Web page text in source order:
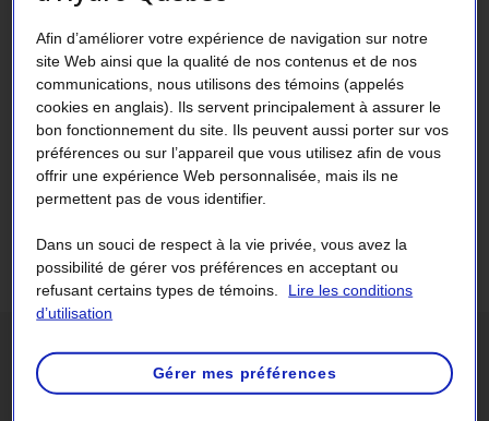
sur le site de Gentilly-2, soit dans l'aire de stockage des
déchets radioactifs et, depuis 2009, dans une installation
de gestion des déchets radioactifs solides. Le combustible
irradié est entreposé dans l'aire de stockage à sec. La
gestion des déchets radioactifs et du combustible irradié
met en œuvre des procédures de radioprotection et de
surveillance environnementale rigoureuses visant à
assurer la protection du personnel, de la population et de
Statistiques clés
Afin d’améliorer votre expérience de navigation sur notre
site Web ainsi que la qualité de nos contenus et de nos
communications, nous utilisons des témoins (appelés
cookies en anglais). Ils servent principalement à assurer le
bon fonctionnement du site. Ils peuvent aussi porter sur vos
préférences ou sur l’appareil que vous utilisez afin de vous
offrir une expérience Web personnalisée, mais ils ne
permettent pas de vous identifier.
Dans un souci de respect à la vie privée, vous avez la
possibilité de gérer vos préférences en acceptant ou
refusant certains types de témoins.
Lire les conditions
d’utilisation
Gérer mes préférences